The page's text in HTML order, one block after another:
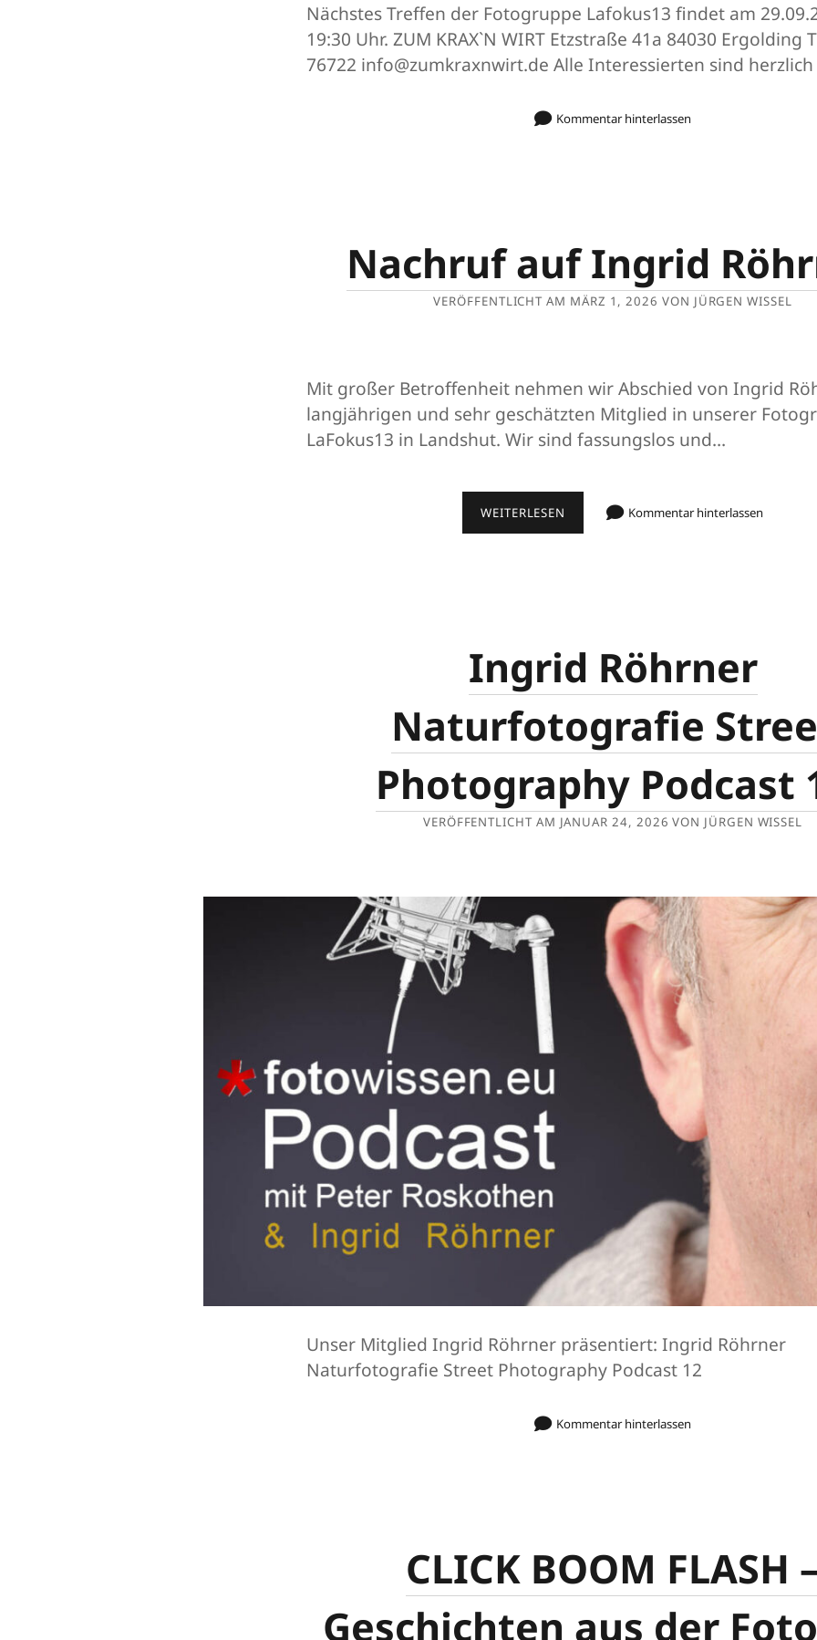
Nächstes Treffen der Fotogruppe Lafokus13 findet am
19:30 Uhr. ZUM KRAX`N WIRT Etzstraße 41a 84030 Ergolding
76722 info@zumkraxnwirt.de Alle Interessierten sind
Kommentar hinterlassen
Nachruf auf Ingrid
VERÖFFENTLICHT AM MÄRZ 1, 2026 VON JÜRGEN WISSEL
Mit großer Betroffenheit nehmen wir Abschied von Ingrid
langjährigen und sehr geschätzten Mitglied in unserer
LaFokus13 in Landshut. Wir sind fassungslos und…
WEITERLESEN NACHRUF Kommentar hinterlassen
Ingrid Röhrner
Naturfotografie
Photography Podcast
VERÖFFENTLICHT AM JANUAR 24, 2026 VON JÜRGEN WISSEL
Unser Mitglied Ingrid Röhrner präsentiert: Ingrid Röhrner
Naturfotografie Street Photography Podcast 12
Kommentar hinterlassen
CLICK BOOM FLASH
Geschichten aus der